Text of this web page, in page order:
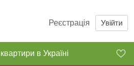
Реєстрація Увійти
в Україні